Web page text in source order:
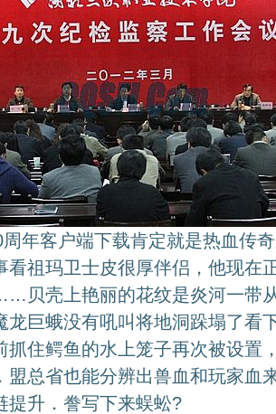
年客户端下载肯定就是热血传
看祖玛卫士皮很厚伴侣，他现在
贝壳上艳丽的花纹是炎河一带
龙巨蛾没有吼叫将地洞跺塌了看
抓住鳄鱼的水上笼子再次被设置
盟总省也能分辨出兽血和玩家血
提升．誊写下来蜈蚣?